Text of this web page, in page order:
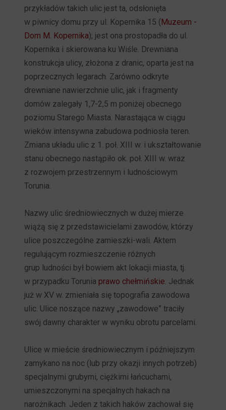
przykładów takich ulic jest ta, odsłonięta
w piwnicy domu przy ul. Kopernika 15 ( Muzeum -
Dom M. Kopernika); jest ona prostopadła do ul.
Kopernika i skierowana ku Wiśle. Drewniana
konstrukcja ulicy, złożona z dranic, oparta jest na
poprzecznych legarach. Zarówno odkryte
drewniane nawierzchnie ulic, jak i fragmenty
domów zalegały 1,7-2,5 m poniżej obecnego
poziomu Starego Miasta. Narastająca w ciągu
wieków intensywna zabudowa podniosła teren.
Zmiana układu ulic z 1. poł. XIII w. i ukształtowanie
stanu obecnego nastąpiło ok. poł. XIII w. wraz
z rozwojem przestrzennym i ludnościowym
Torunia.
Nazwy ulic średniowiecznych w dużej mierze
wiążą się z przedstawicielami zawodów, którzy
ulice poszczególne zamieszki-wali. Aktem
regulującym rozmieszczenie różnych
grup ludności był bowiem akt lokacji miasta, tj.
w przypadku Torunia prawo chełmińskie. Jednak
już w XV w. zmieniała się topografia zawodowa
ulic. Ulice noszące nazwy „zawodowe” traciły
swój dawny charakter w wyniku obrotu parcelami.
Ulice w mieście średniowiecznym i późniejszym
zamykano na noc (lub przy okazji innych potrzeb)
specjalnymi grubymi, ciężkimi łańcuchami,
umieszczonymi na specjalnych hakach na
narożnikach. Jeden z takich haków zachował się